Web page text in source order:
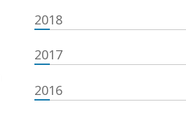
2018
2017
2016